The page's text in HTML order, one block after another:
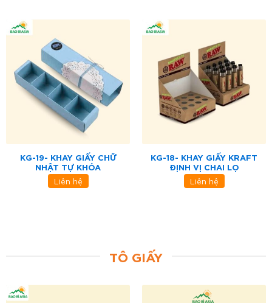
KG-19- KHAY GIẤY CHỮ
NHẬT TỰ KHÓA
Liên hệ
KG-18- KHAY GIẤY KRAFT
ĐỊNH VỊ CHAI LỌ
Liên hệ
TÔ GIẤY